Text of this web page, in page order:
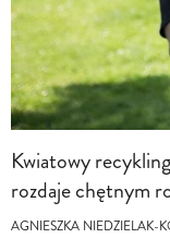
Kwiatowy
rozdaje chętnym
AGNIESZKA NIEDZIELAK-